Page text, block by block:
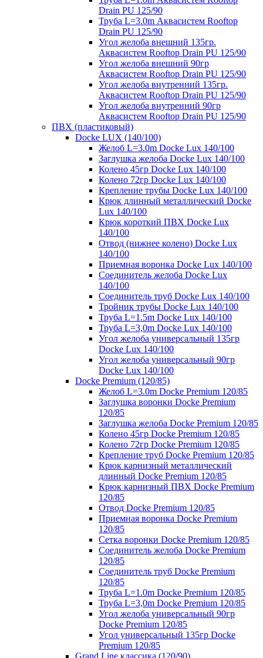
Drain PU 125/90
Труба L=3.0m Аквасистем Rooftop
Drain PU 125/90
Угол желоба внешний 135гр.
Аквасистем Rooftop Drain PU 125/90
Угол желоба внешний 90гр
Аквасистем Rooftop Drain PU 125/90
Угол желоба внутренний 135гр.
Аквасистем Rooftop Drain PU 125/90
Угол желоба внутренний 90гр
Аквасистем Rooftop Drain PU 125/90
ПВХ (пластиковый)
Docke LUX (140/100)
Желоб L=3.0m Docke Lux 140/100
Заглушка желоба Docke Lux 140/100
Колено 45гр Docke Lux 140/100
Колено 72гр Docke Lux 140/100
Крепление трубы Docke Lux 140/100
Крюк длинный металлический Docke
Lux 140/100
Крюк короткий ПВХ Docke Lux
140/100
Отвод (нижнее колено) Docke Lux
140/100
Приемная воронка Docke Lux 140/100
Соединитель желоба Docke Lux
140/100
Соединитель труб Docke Lux 140/100
Тройник трубы Docke Lux 140/100
Труба L=1.5m Docke Lux 140/100
Труба L=3,0m Docke Lux 140/100
Угол желоба универсальный 135гр
Docke Lux 140/100
Угол желоба универсальный 90гр
Docke Lux 140/100
Docke Premium (120/85)
Желоб L=3.0m Docke Premium 120/85
Заглушка воронки Docke Premium
120/85
Заглушка желоба Docke Premium 120/85
Колено 45гр Docke Premium 120/85
Колено 72гр Docke Premium 120/85
Крепление труб Docke Premium 120/85
Крюк карнизный металлический
длинный Docke Premium 120/85
Крюк карнизный ПВХ Docke Premium
120/85
Отвод Docke Premium 120/85
Приемная воронка Docke Premium
120/85
Сетка воронки Docke Premium 120/85
Соединитель желоба Docke Premium
120/85
Соединитель труб Docke Premium
120/85
Труба L=1.0m Docke Premium 120/85
Труба L=3,0m Docke Premium 120/85
Угол желоба универсальный 90гр
Docke Premium 120/85
Угол универсальный 135гр Docke
Premium 120/85
Grand Line классика (120/90)